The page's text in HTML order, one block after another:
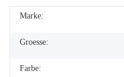
Marke:
Groesse:
Farbe: